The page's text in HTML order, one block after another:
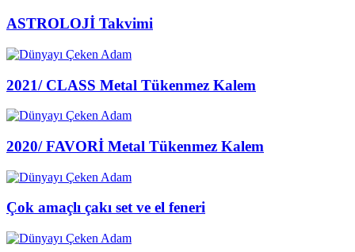
ASTROLOJİ Takvimi
2021/ CLASS Metal Tükenmez Kalem
2020/ FAVORİ Metal Tükenmez Kalem
Çok amaçlı çakı set ve el feneri